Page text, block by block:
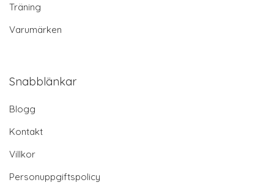
Träning
Varumärken
Snabblänkar
Blogg
Kontakt
Villkor
Personuppgiftspolicy